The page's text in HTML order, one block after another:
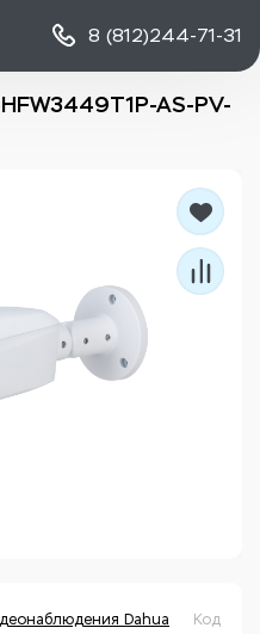
8 (812)244-71-31
AS-PV-
Dahua Код